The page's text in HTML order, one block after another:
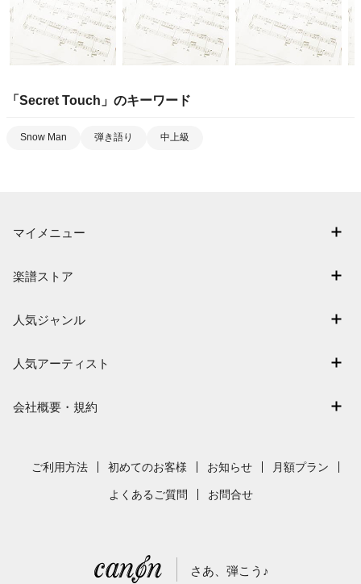
「 Secret Touch 」のキーワード
Snow Man 弾き語り 中上級
マイメニュー
退会はこちら
楽譜ストア
難易度別に探す
まもなく配信
人気ジャンル
保育
発表会
人気アーティスト
新沢としひこ
会社概要・規約
採用情報
ご利用方法 初めてのお客様 お知らせ 月額プラン
よくあるご質問 お問合せ
さあ、弾こう♪